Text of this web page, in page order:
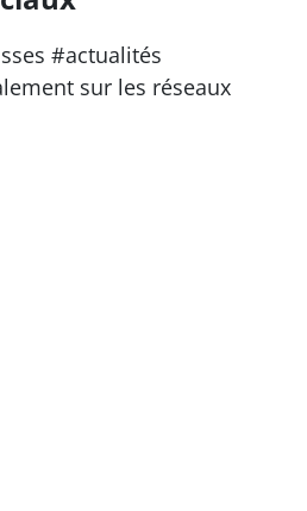
#actualités
sur les réseaux